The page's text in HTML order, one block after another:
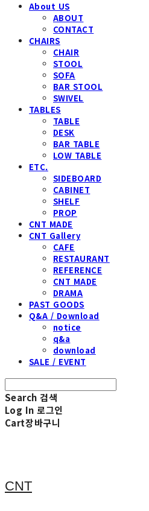
About US
ABOUT
CONTACT
CHAIRS
CHAIR
STOOL
SOFA
BAR STOOL
SWIVEL
TABLES
TABLE
DESK
BAR TABLE
LOW TABLE
ETC.
SIDEBOARD
CABINET
SHELF
PROP
CNT MADE
CNT Gallery
CAFE
RESTAURANT
REFERENCE
CNT MADE
DRAMA
PAST GOODS
Q&A / Download
notice
q&a
download
SALE / EVENT
Search 검색
Log In 로그인
Cart장바구니
CNT